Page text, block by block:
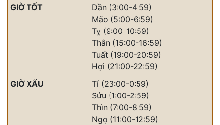
GIỜ TỐT
Dần (3:00-4:59)
Mão (5:00-6:59)
Tỵ (9:00-10:59)
Thân (15:00-16:59)
Tuất (19:00-20:59)
Hợi (21:00-22:59)
GIỜ XẤU
Tí (23:00-0:59)
Sửu (1:00-2:59)
Thìn (7:00-8:59)
Ngọ (11:00-12:59)